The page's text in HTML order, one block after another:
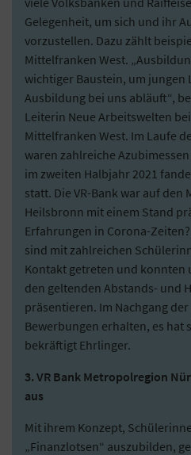
Gelegenheit, um sich und ihr
vorzustellen. Dazu zählt
Mittelfranken West.
wichtiger Baustein, um jungen
Ausbildung bei uns abläuft“,
Leiterin Neue Arbeitswelten
Mittelfranken West. Im Laufe
waren zahlreiche
im zweiten Halbjahr 2021
statt. Die VR-Bank war auf den
Heilsbronn mit einem Stand
Erfahrungen in Corona-
sind mit zahlreichen
Kontakt getreten und konnten
den geltenden Abstands- und
präsentieren. Im Nachgang
Bewerbungen erhalten, es hat
bekräftigt Ehrlinger.
3. VR Bank Metropolregion
aus
Mit ihrem Konzept,
„Finanzlotsen“ auszubilden,